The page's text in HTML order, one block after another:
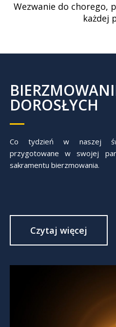
Wezwanie do chorego,
każdej
DOROSŁYCH
Co tydzień w naszej
przygotowane w swojej
sakramentu bierzmowania.
Czytaj więcej